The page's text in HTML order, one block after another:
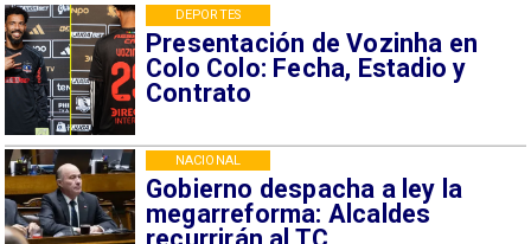
Presentación de Vozinha en
Colo Colo: Fecha, Estadio y
Contrato
DEPORTES
Gobierno despacha a ley la
megarreforma: Alcaldes
NACIONAL